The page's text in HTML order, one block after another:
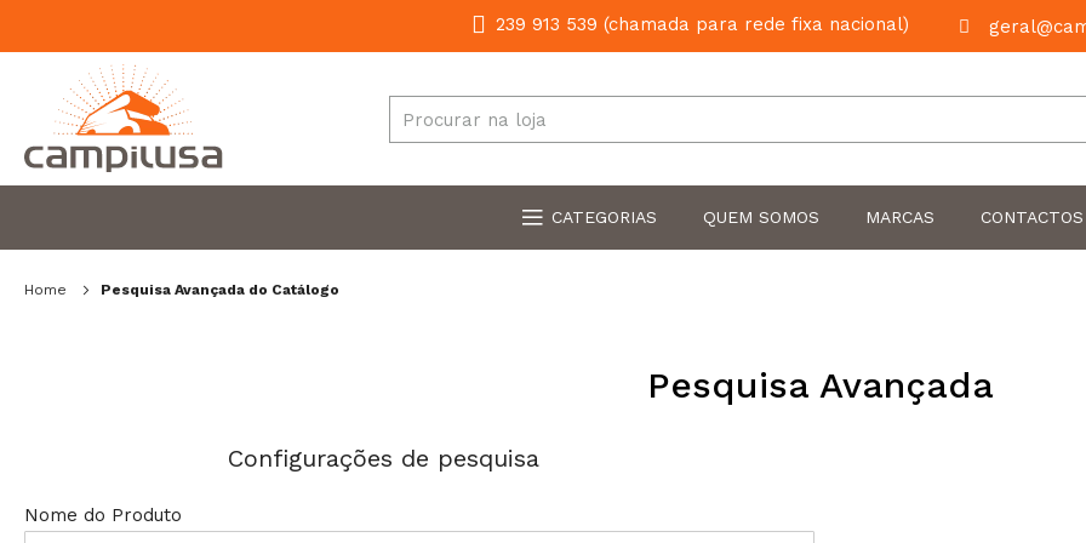
239 913 539 (chamada para rede fixa nacional)
Pesquisar
CATEGORIAS QUEM SOMOS MARCAS CONTACTOS
Home Pesquisa Avançada do Catálogo
Pesquisa Avançada
Configurações de pesquisa
Nome do Produto